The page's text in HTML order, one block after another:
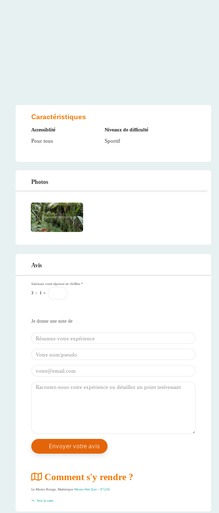
Caractéristiques
Accessiblité
Pour tous
Niveaux de difficulté
Sportif
Photos
Avis
Saisissez votre réponse en chiffres *
3 − 1 =
Comment s'y rendre ?
Le Morne Rouge, Martinique Morne-Vert (Le) – 97226
Voir la carte